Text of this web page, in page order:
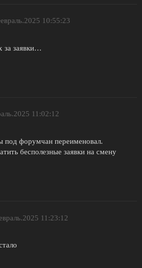
10:55:23
за заявки…
11:02:12
под форумчан переименовал.
бесполезные заявки на смену
11:23:12